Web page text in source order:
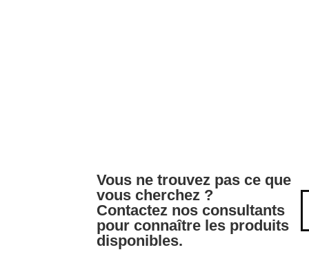
Vous ne trouvez pas ce que
vous cherchez ?
Contactez nos consultants
pour connaître les produits
disponibles.